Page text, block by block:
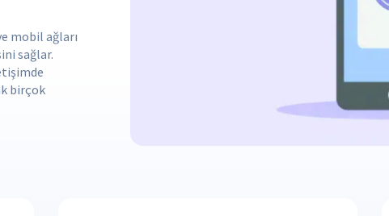
mobil ağları
sağlar.
birçok